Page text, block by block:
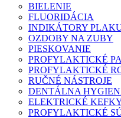
BIELENIE
FLUORIDÁCIA
INDIKÁTORY
OZDOBY NA ZUBY
PIESKOVANIE
PROFYLAKTICKÉ
PROFYLAKTICKÉ
RUČNÉ NÁSTROJE
DENTÁLNA
ELEKTRICKÉ
PROFYLAKTICKÉ